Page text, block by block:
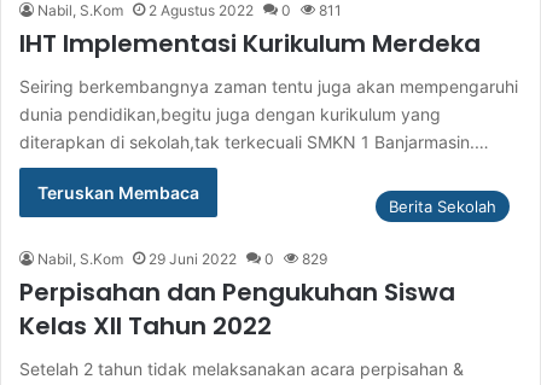
Nabil, S.Kom 2 Agustus 2022 0 811
IHT Implementasi Kurikulum Merdeka
Seiring berkembangnya zaman tentu juga akan mempengaruhi
dunia pendidikan,begitu juga dengan kurikulum yang
diterapkan di sekolah,tak terkecuali SMKN 1 Banjarmasin.…
Teruskan Membaca
Berita Sekolah
Nabil, S.Kom 29 Juni 2022 0 829
Perpisahan dan Pengukuhan Siswa
Kelas XII Tahun 2022
Setelah 2 tahun tidak melaksanakan acara perpisahan &